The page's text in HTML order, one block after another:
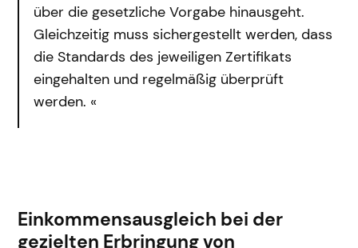
über die gesetzliche Vorgabe hinausgeht.
Gleichzeitig muss sichergestellt werden, dass
die Standards des jeweiligen Zertifikats
eingehalten und regelmäßig überprüft
werden.
Einkommensausgleich bei der
gezielten Erbringung von